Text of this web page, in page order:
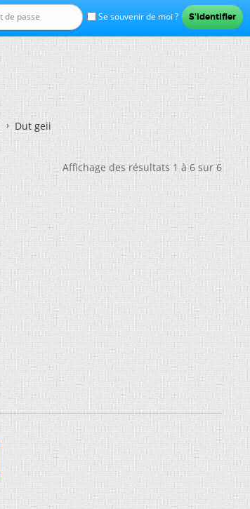
Se souvenir de moi ?
Dut geii
Affichage des résultats 1 à 6 sur 6